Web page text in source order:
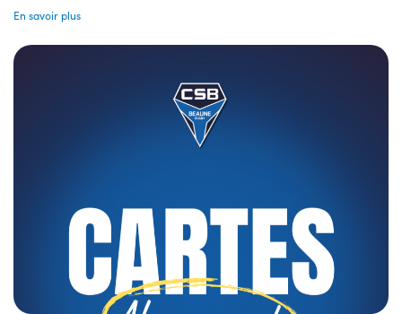
En savoir plus